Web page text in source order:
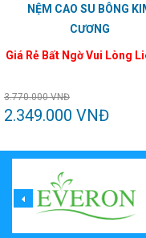
NỆM CAO SU BÔNG
CƯƠNG
Giá Rẻ Bất Ngờ Vui Lòng
3.770.000 VNĐ
2.349.000 VNĐ